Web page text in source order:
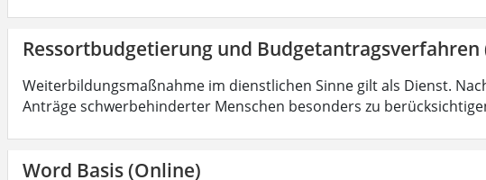
Ressortbudgetierung und Budgetantragsverfahren
Weiterbildungsmaßnahme im dienstlichen Sinne gilt als Dienst.
Anträge schwerbehinderter Menschen besonders zu
Word Basis (Online)